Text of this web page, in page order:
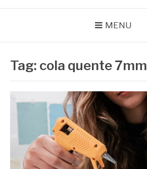
MENU
Tag: cola quente 7mm